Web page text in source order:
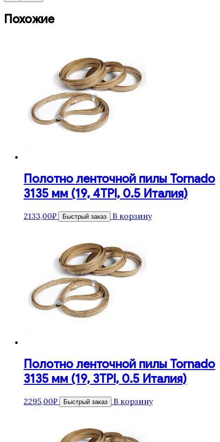
Похожие
Полотно ленточной пилы Tornado
3135 мм (19, 4TPI, 0.5 Италия)
2133,00₽ Быстрый заказ В корзину
Полотно ленточной пилы Tornado
3135 мм (19, 3TPI, 0.5 Италия)
2295,00₽ Быстрый заказ В корзину